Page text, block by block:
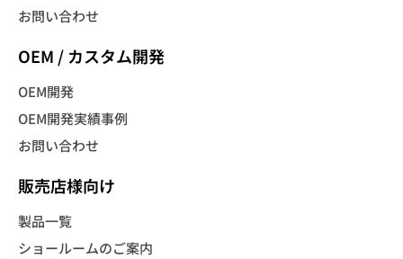
お問い合わせ
OEM / カスタム開発
OEM開発
OEM開発実績事例
お問い合わせ
販売店様向け
製品一覧
ショールームのご案内